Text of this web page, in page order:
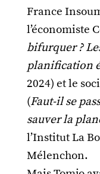
France
l’économiste
bifurquer ?
planification
2024) et le
(Faut-il se
sauver la
l’Institut La
Mélenchon.